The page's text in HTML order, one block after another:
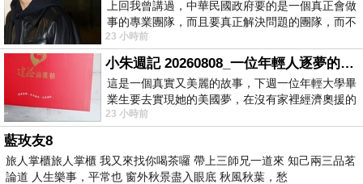
上回我曾講過，中華民國政府要的是一個真正會做
事的專業團隊，而且要真正解決問題的團隊，而不
是只會到處甩鍋的雙標團隊，最近民進黨
23 小時前
小朱週記 20260808_一位年輕人逐夢的真實故事
這是一個真實又美麗的故事，下週一位年輕大學畢
業生要去實現她的美國夢，在沒有家裡經濟奧援的
情況下，靠著自我努力工作累積出國基
23 小時前
藍玫友8
旅人掌櫃旅人掌櫃 我又來找你喝茶囉 帶上三師兄一道來 知己兩三品茗
論道 人生樂事，平常也 窗外秋景盡入眼底 秋風秋葉，愁